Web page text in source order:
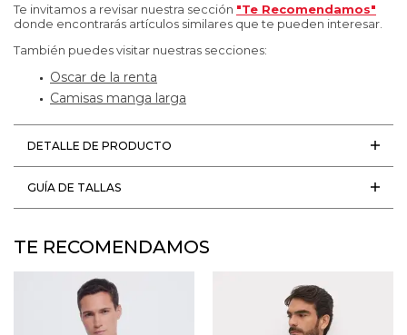
Te invitamos a revisar nuestra sección "Te Recomendamos"
donde encontrarás artículos similares que te pueden interesar.
También puedes visitar nuestras secciones:
Oscar de la renta
Camisas manga larga
DETALLE DE PRODUCTO
GUÍA DE TALLAS
TE RECOMENDAMOS